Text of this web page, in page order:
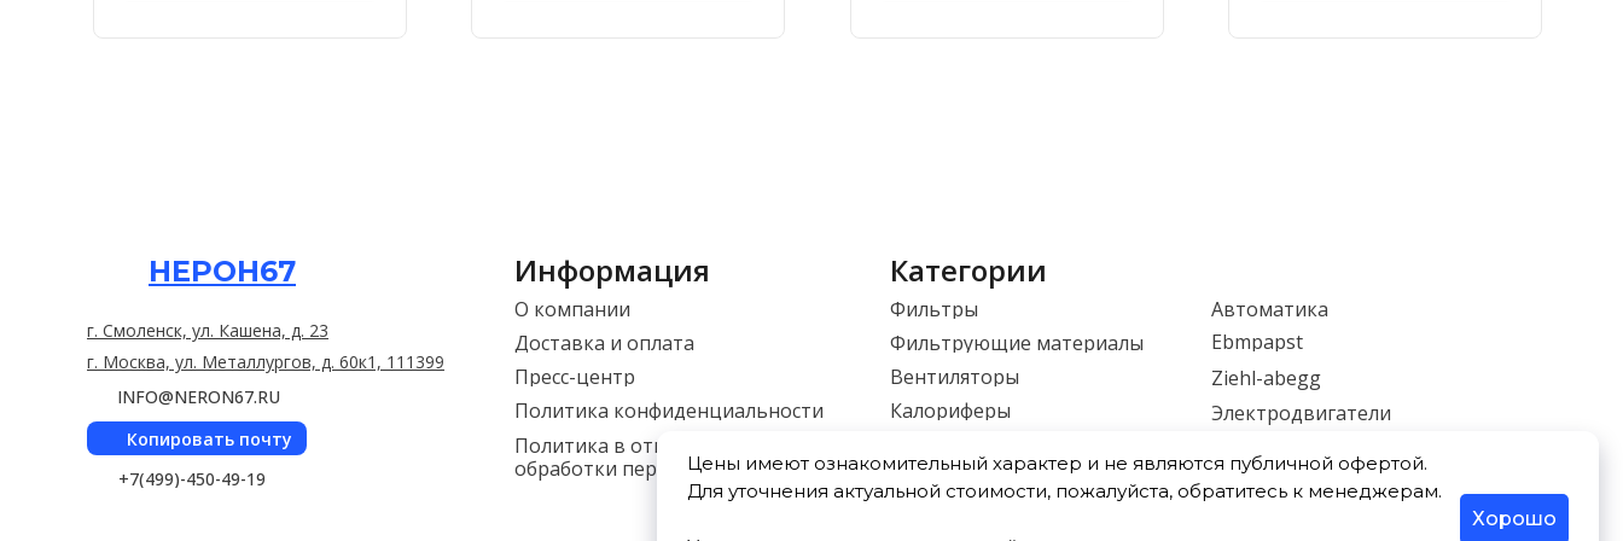
Цены имеют ознакомительный характер и не являются публичной офертой.
Для уточнения актуальной стоимости, пожалуйста, обратитесь к менеджерам.
Хорошо
НЕРОН67 Информация Категории
Фильтры
Доставка и оплата
Пресс-центр
О компании
INFO@NERON67.RU
+7(499)-450-49-19
Политика конфиденциальности
Политика в отношении
обработки персональных данных
Фильтрующие материалы
Вентиляторы
Калориферы
Ebmpapst
Фасонные изделия
Автоматика
Ziehl-abegg
Электродвигатели
Насосы
Копировать почту
г. Смоленск, ул. Кашена, д. 23
г. Москва, ул. Металлургов, д. 60к1, 111399